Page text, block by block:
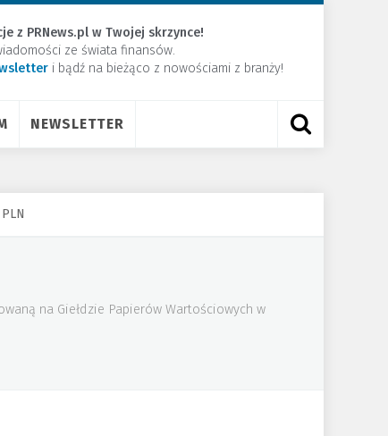
z PRNews.pl w Twojej skrzynce!
ze świata finansów.
​i bądź na bieżąco z nowościami z branży!
NEWSLETTER
na Giełdzie Papierów Wartościowych w